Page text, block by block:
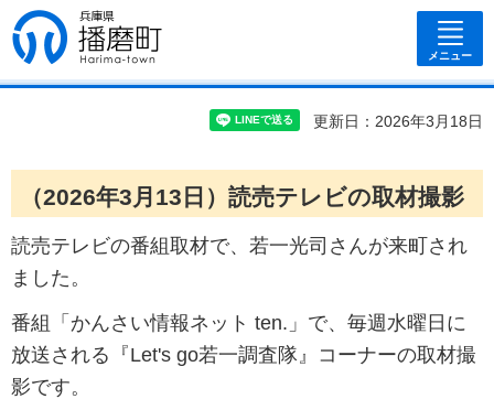
兵庫県 播磨
町
メニュー
更新日：2026年3月18日
（2026年3月13日） 読売テレビの取材撮影
読売テレビの番組取材で、若一光司さんが来町され
ました。
番組「かんさい情報ネット ten.」で、毎週水曜日に
放送される『Let's go若一調査隊』コーナーの取材撮
影です。